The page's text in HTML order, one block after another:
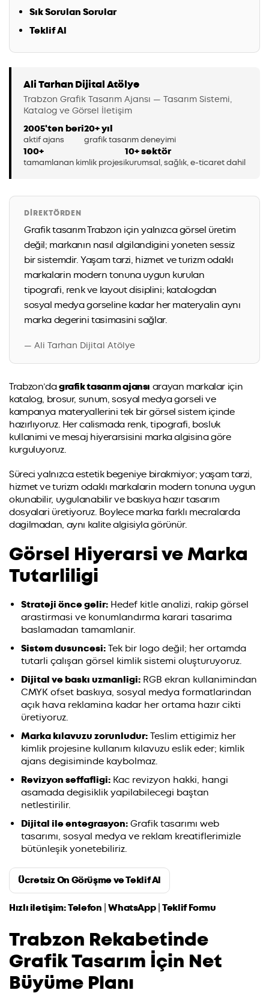
Sık Sorulan Sorular
Teklif Al
Ali Tarhan Dijital Atölye
Trabzon Grafik Tasarım Ajansı — Tasarım Sistemi,
Katalog ve Görsel İletişim
2005'ten beri
aktif ajans
20+ yıl
grafik tasarım deneyimi
100+
tamamlanan kimlik projesi
10+ sektör
kurumsal, sağlık, e-ticaret dahil
DIREKTÖRDEN
Grafik tasarım Trabzon için yalnızca görsel üretim
değil; markanın nasıl algilandigini yoneten sessiz
bir sistemdir. Yaşam tarzi, hizmet ve turizm odaklı
markalarin modern tonuna uygun kurulan
tipografi, renk ve layout disiplini; katalogdan
sosyal medya gorseline kadar her materyalin aynı
marka degerini tasimasini sağlar.
— Ali Tarhan Dijital Atölye
Trabzon’dagrafik tasarım ajansı arayan markalar için
katalog, brosur, sunum, sosyal medya gorseli ve
kampanya materyallerini tek bir görsel sistem içinde
hazırlıyoruz. Her calismada renk, tipografi, bosluk
kullanimi ve mesaj hiyerarsisini marka algisina göre
kurguluyoruz.
Süreci yalnızca estetik begeniye birakmiyor; yaşam tarzi,
hizmet ve turizm odaklı markalarin modern tonuna uygun
okunabilir, uygulanabilir ve baskıya hazır tasarım
dosyalari üretiyoruz. Boylece marka farklı mecralarda
dagilmadan, aynı kalite algisiyla görünür.
Görsel Hiyerarsi ve Marka
Tutarliligi
Strateji önce gelir: Hedef kitle analizi, rakip görsel
arastirmasi ve konumlandırma karari tasarima
baslamadan tamamlanir.
Sistem dusuncesi: Tek bir logo değil; her ortamda
tutarli çalışan görsel kimlik sistemi oluşturuyoruz.
Dijital ve baskı uzmanligi: RGB ekran kullanimindan
CMYK ofset baskıya, sosyal medya formatlarindan
açık hava reklamina kadar her ortama hazır cikti
üretiyoruz.
Marka kılavuzu zorunludur: Teslim ettigimiz her
kimlik projesine kullanım kılavuzu eslik eder; kimlik
ajans degisiminde kaybolmaz.
Revizyon seffafligi: Kac revizyon hakki, hangi
asamada degisiklik yapilabilecegi baştan
netlestirilir.
Dijital ile entegrasyon: Grafik tasarımı web
tasarımı, sosyal medya ve reklam kreatiflerimizle
bütünleşik yonetebiliriz.
Ücretsiz On Görüşme ve Teklif Al
Hızlı iletişim:Telefon |WhatsApp|Teklif Formu
Trabzon Rekabetinde
Grafik Tasarım İçin Net
Büyüme Planı